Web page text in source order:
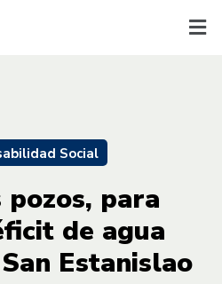
Social
pozos, para
de agua
Estanislao